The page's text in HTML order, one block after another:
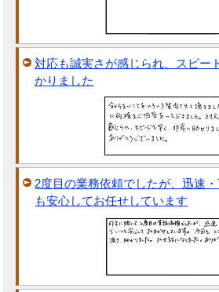
対応も誠実さが感じられ、スピー
かりました
2度目の業務依頼でしたが、迅速
も安心してお任せしています